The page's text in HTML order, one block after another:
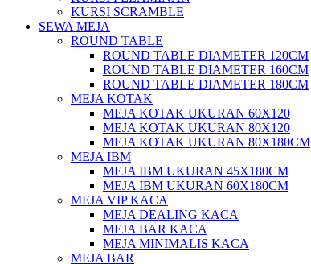
KURSI SCRAMBLE
SEWA MEJA
ROUND TABLE
ROUND TABLE DIAMETER 120CM
ROUND TABLE DIAMETER 160CM
ROUND TABLE DIAMETER 180CM
MEJA KOTAK
MEJA KOTAK UKURAN 60X120
MEJA KOTAK UKURAN 80X120
MEJA KOTAK UKURAN 80X180CM
MEJA IBM
MEJA IBM UKURAN 45X180CM
MEJA IBM UKURAN 60X180CM
MEJA VIP KACA
MEJA DEALING KACA
MEJA BAR KACA
MEJA MINIMALIS KACA
MEJA BAR